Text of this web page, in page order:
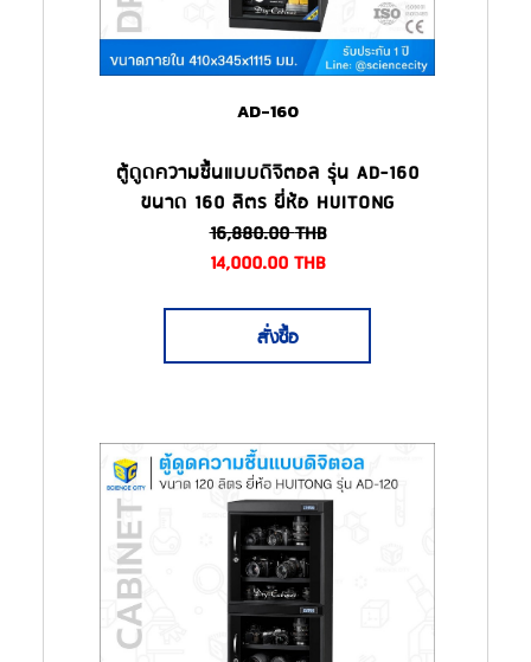
AD-160
ตู้ดูดความชื้นแบบดิจิตอล รุ่น AD-160
ขนาด 160 ลิตร ยี่ห้อ HUITONG
16,880.00THB
14,000.00THB
สั่งซื้อ